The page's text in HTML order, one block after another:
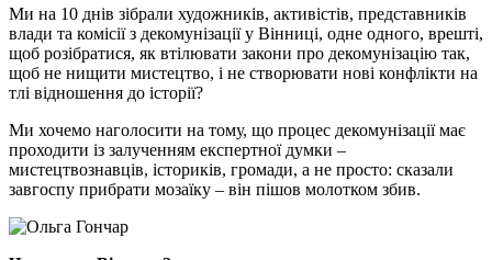
Ми на 10 днів зібрали художників, активістів, представників
влади та комісії з декомунізації у Вінниці, одне одного, врешті,
щоб розібратися, як втілювати закони про декомунізацію так,
щоб не нищити мистецтво, і не створювати нові конфлікти на
тлі відношення до історії?
Ми хочемо наголосити на тому, що процес декомунізації має
проходити із залученням експертної думки –
мистецтвознавців, істориків, громади, а не просто: сказали
завгоспу прибрати мозаїку – він пішов молотком збив.